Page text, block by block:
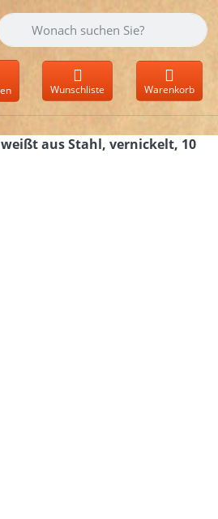
Sie einen Suchbegriff ein.
Wunschliste Warenkorb
aus Stahl, vernickelt, 10